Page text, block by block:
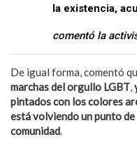
la existencia,
comentó la
De igual forma, comentó
marchas del orgullo LGBT,
pintados con los colores
está volviendo un punto
comunidad.